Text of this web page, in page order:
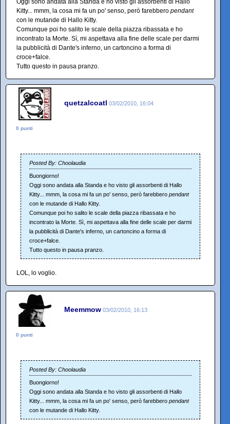
Oggi sono andata alla Standa e ho visto gli assorbenti di Hallo
Kitty... mmm, la cosa mi fa un po' senso, però farebbero pendant
con le mutande di Hallo Kitty.
Comunque poi ho salito le scale della piazza ribassata e ho
incontrato la Morte. Sì, mi aspettava alla fine delle scale per darmi
la pubblicità di Dante's inferno, un cartoncino a forma di
croce+falce.
Tutto questo in pausa pranzo.
quetzalcoatl 03/02/2010, 16:04
0 punti
Posted By: Choolaudia
Buongiorno!
Oggi sono andata alla Standa e ho visto gli assorbenti di Hallo
Kitty... mmm, la cosa mi fa un po' senso, però farebbero pendant
con le mutande di Hallo Kitty.
Comunque poi ho salito le scale della piazza ribassata e ho
incontrato la Morte. Sì, mi aspettava alla fine delle scale per darmi
la pubblicità di Dante's inferno, un cartoncino a forma di
croce+falce.
Tutto questo in pausa pranzo.
LOL, lo voglio.
Meemmow 03/02/2010, 16:13
0 punti
Posted By: Choolaudia
Buongiorno!
Oggi sono andata alla Standa e ho visto gli assorbenti di Hallo
Kitty... mmm, la cosa mi fa un po' senso, però farebbero pendant
con le mutande di Hallo Kitty.